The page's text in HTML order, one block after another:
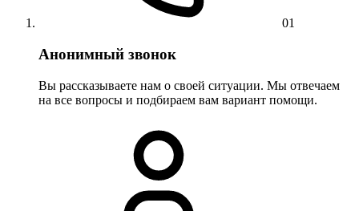
01
Анонимный звонок
Вы рассказываете нам о своей ситуации. Мы отвечаем
на все вопросы и подбираем вам вариант помощи.